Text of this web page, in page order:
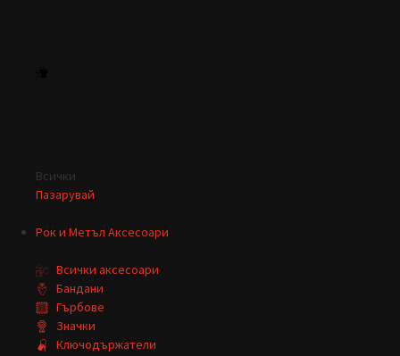
Всички
Пазарувай
Рок и Метъл Аксесоари
Всички аксесоари
Бандани
Гърбове
Значки
Ключодържатели